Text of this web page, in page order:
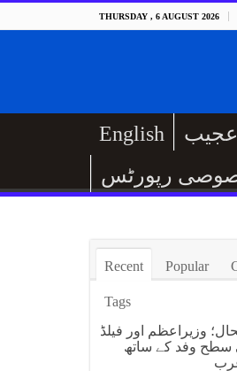
THURSDAY , 6 AUGUST 2026
English
رپورٹس
Recent Popular
Tags
وزیراعظم اور فیلڈ
سطح وفد کے ساتھ